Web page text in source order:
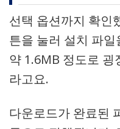
선택 옵션까지 확인
튼을 눌러 설치 파
약 1.6MB 정도로 굉
라고요.
다운로드가 완료된